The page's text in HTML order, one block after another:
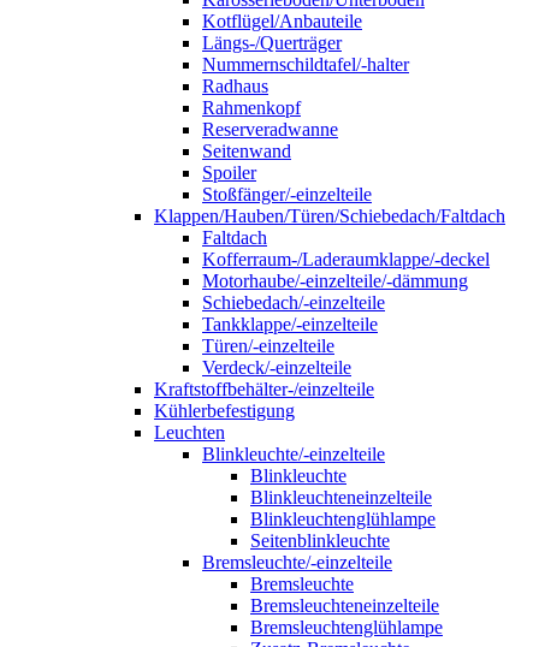
Kotflügel/Anbauteile
Längs-/Querträger
Nummernschildtafel/-halter
Radhaus
Rahmenkopf
Reserveradwanne
Seitenwand
Spoiler
Stoßfänger/-einzelteile
Klappen/Hauben/Türen/Schiebedach/Faltdach
Faltdach
Kofferraum-/Laderaumklappe/-deckel
Motorhaube/-einzelteile/-dämmung
Schiebedach/-einzelteile
Tankklappe/-einzelteile
Türen/-einzelteile
Verdeck/-einzelteile
Kraftstoffbehälter-/einzelteile
Kühlerbefestigung
Leuchten
Blinkleuchte/-einzelteile
Blinkleuchte
Blinkleuchteneinzelteile
Blinkleuchtenglühlampe
Seitenblinkleuchte
Bremsleuchte/-einzelteile
Bremsleuchte
Bremsleuchteneinzelteile
Bremsleuchtenglühlampe